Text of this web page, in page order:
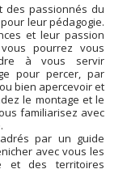
des passionnés du
leur pédagogie.
et leur passion
pourrez vous
à vous servir
pour percer, par
bien apercevoir et
le montage et le
familiarisez avec
par un guide
avec vous les
et des territoires